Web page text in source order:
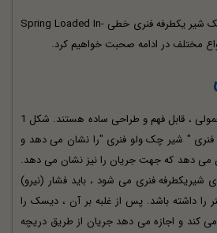
رایج ترین شیر چک ولو ، یک شیر یکطرفه فنری خطی Spring Loaded In-
شیر یکطرفه فنری خطی معمولی ، قابل فهم و طراحی ساده هستند. شکل 1
فنری " شیر چک ولو فنری "را نشان می دهد و
نشان می دهد که جهت جریان را نیز نشان می دهد.
شیریکطرفه فنری می شود ، باید فشار (نیرو)
را داشته باشد. پس از غلبه بر آن ، دیسک را
می کند و اجازه می دهد جریان از طریق دریچه